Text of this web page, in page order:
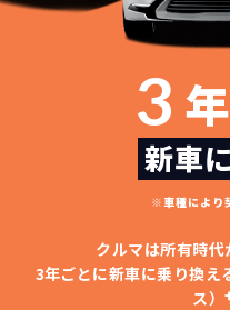
3
新車
※車種により
クルマは所有時
3年ごとに新車に乗り換え
ス）